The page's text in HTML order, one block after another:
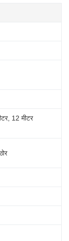
12 मीटर